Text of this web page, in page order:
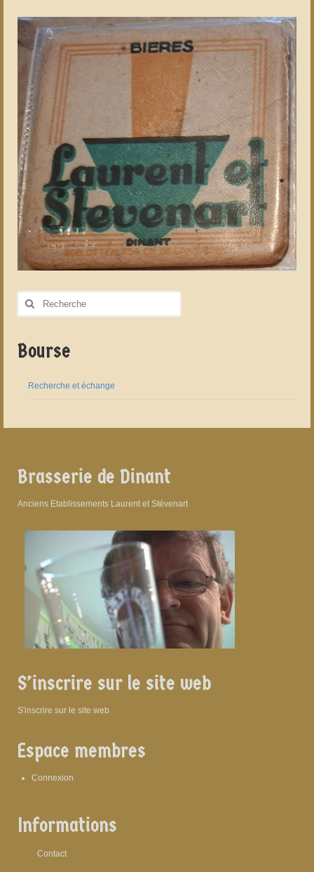
Rechercher
Bourse
Recherche et échange
Brasserie de Dinant
Anciens Etablissements Laurent et Stévenart
S’inscrire sur le site web
S'inscrire sur le site web
Espace membres
Connexion
Informations
Contact